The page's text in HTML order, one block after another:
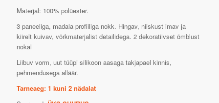
Materjal: 100% polüester.
3 paneeliga, madala profiiliga nokk. Hingav, niiskust imav ja
kiirelt kuivav, võrkmaterjalist detailidega. 2 dekoratiivset õmblust
nokal
Liibuv vorm, uut tüüpi silikoon aasaga takjapael kinnis,
pehmendusega alläär.
Tarneaeg: 1 kuni 2 nädalat